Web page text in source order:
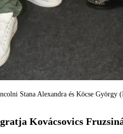
Stana Alexandra és Köcse György
Kovácsovics